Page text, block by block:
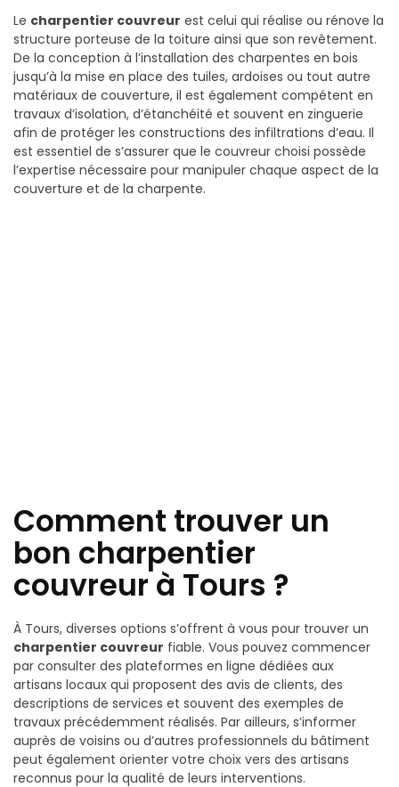
Le charpentier couvreur est celui qui réalise ou rénove la
structure porteuse de la toiture ainsi que son revêtement.
De la conception à l’installation des charpentes en bois
jusqu’à la mise en place des tuiles, ardoises ou tout autre
matériaux de couverture, il est également compétent en
travaux d’isolation, d’étanchéité et souvent en zinguerie
afin de protéger les constructions des infiltrations d’eau. Il
est essentiel de s’assurer que le couvreur choisi possède
l’expertise nécessaire pour manipuler chaque aspect de la
couverture et de la charpente.
Comment trouver un
bon charpentier
couvreur à Tours ?
À Tours, diverses options s’offrent à vous pour trouver un
charpentier couvreur fiable. Vous pouvez commencer
par consulter des plateformes en ligne dédiées aux
artisans locaux qui proposent des avis de clients, des
descriptions de services et souvent des exemples de
travaux précédemment réalisés. Par ailleurs, s’informer
auprès de voisins ou d’autres professionnels du bâtiment
peut également orienter votre choix vers des artisans
reconnus pour la qualité de leurs interventions.